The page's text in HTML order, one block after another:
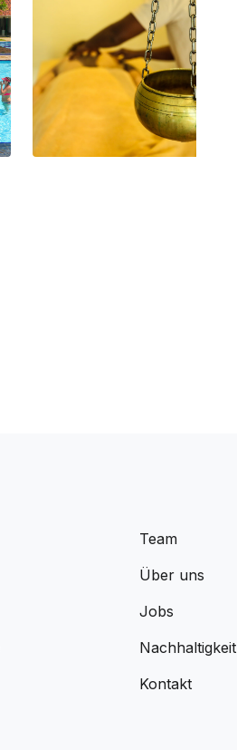
Team
Über uns
Jobs
Nachhaltigkeit
Kontakt